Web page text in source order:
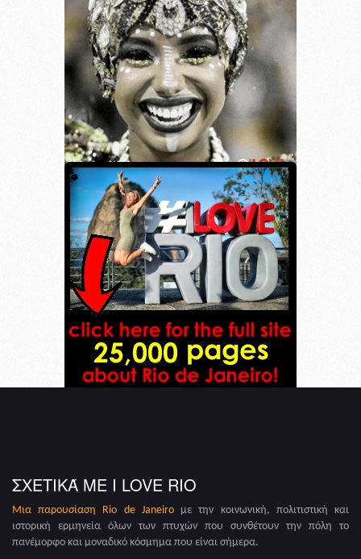
ΣΧΕΤΙΚΆ ΜΕ I LOVE RIO
Μια παρουσίαση Rio de Janeiroμε την κοινωνική, πολιτιστική και
ιστορική ερμηνεία όλων των πτυχών που συνθέτουν την πόλη το
πανέμορφο και μοναδικό κόσμημα που είναι σήμερα.